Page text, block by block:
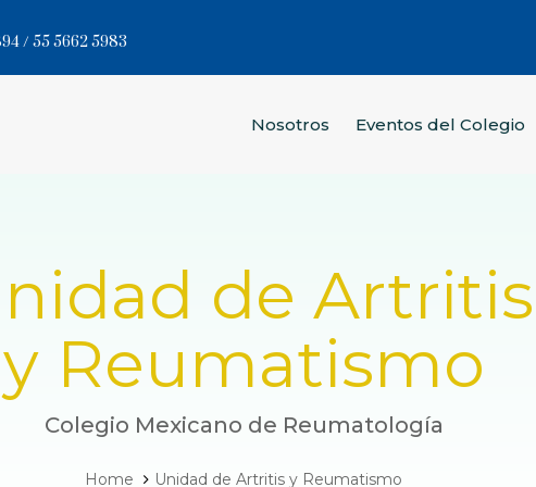
/ 55 5662 5983
Nosotros Eventos del Colegio
de Artritis
y Reumatismo
Colegio Mexicano de Reumatología
Home Unidad de Artritis y Reumatismo